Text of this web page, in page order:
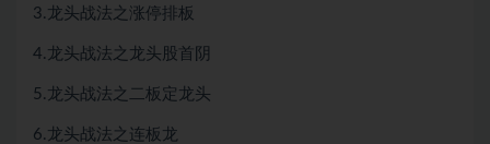
3.龙头战法之涨停排板
4.龙头战法之龙头股首阴
5.龙头战法之二板定龙头
6.龙头战法之连板龙